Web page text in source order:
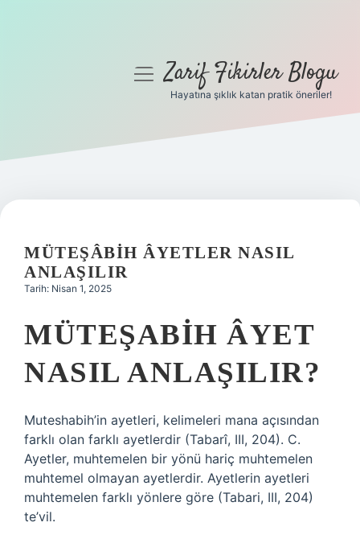
Gizlilik Politikası
Yasal Uyarı
menüyüZarif Fikirler Blogu
Hayatına şıklık katan pratik öneriler!
MÜTEŞÂBIH ÂYETLER NASIL
ANLAŞILIR
Tarih: Nisan 1, 2025
MÜTEŞABIH ÂYET
NASIL ANLAŞILIR?
Muteshabih’in ayetleri, kelimeleri mana açısından
farklı olan farklı ayetlerdir (Tabarî, III, 204). C.
Ayetler, muhtemelen bir yönü hariç muhtemelen
muhtemel olmayan ayetlerdir. Ayetlerin ayetleri
muhtemelen farklı yönlere göre (Tabari, III, 204)
te’vil.